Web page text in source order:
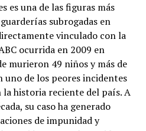
es una de las figuras más
subrogadas en
vinculado con la
ocurrida en 2009 en
murieron 49 niños y más de
uno de los peores incidentes
historia reciente del país. A
su caso ha generado
de impunidad y